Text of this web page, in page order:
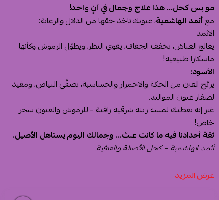
مو بس كحل... هذا علاج وجمال في آنٍ واحد!
معأثمد الهاشمية، عيونك تاخذ حقها من الدلال والرعاية:
الاثمد
يعالج الغباش، يخفف الجفاف، يقوي النظر، ويطوّل الرموش وكأنها
ماسكارا طبيعية!
الأسود:
يريّح العين من الحكة والاحمرار والحساسية، يصفّي البياض، ومفيد
لصفار عيون المواليد.
غير إنه يعطيك لمسة زينة شرقية راقية – للرموش والعيون سحر
خاص!
ثقة أجدادنا فيه ما كانت عبث... وجمالك اليوم يستاهل الأصيل.
أثمد الهاشمية – كحل الأصالة والعافية.
عرض المزيد